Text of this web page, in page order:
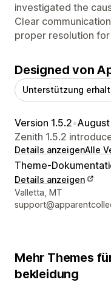
investigated the
Clear
proper resolution
Designed von
Unterstützung
Version 1.5.2•
Zenith 1.5.2
Details anzeigenAlle
Theme-
Details anzeigen
Designer-
Valletta, MT
Mehr Themes
bekleidung